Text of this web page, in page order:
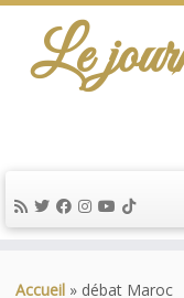
au
Le
Accueil » débat Maroc